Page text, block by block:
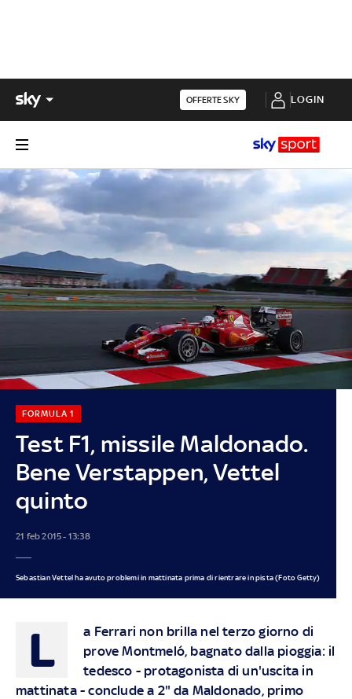
OFFERTE SKY LOGIN
Test F1, missile Maldonado.
Bene Verstappen, Vettel
quinto
FORMULA 1
21 feb 2015 - 13:38
Sebastian Vettel ha avuto problemi in mattinata prima di rientrare in pista (Foto Getty)
L
a Ferrari non brilla nel terzo giorno di
prove Montmeló, bagnato dalla pioggia: il
tedesco - protagonista di un'uscita in
mattinata - conclude a 2" da Maldonado, primo